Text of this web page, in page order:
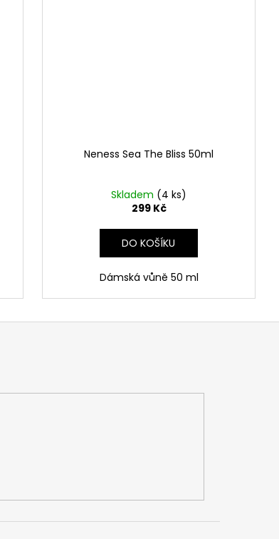
Neness Sea The Bliss 50ml
Skladem (4 ks)
299 Kč
DO KOŠÍKU
Dámská vůně 50 ml